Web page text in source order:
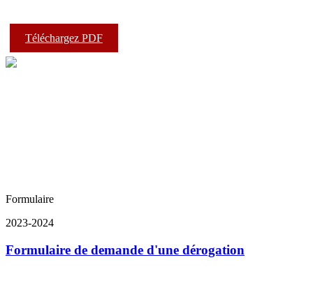
Téléchargez PDF
Formulaire
2023-2024
Formulaire de demande d'une dérogation